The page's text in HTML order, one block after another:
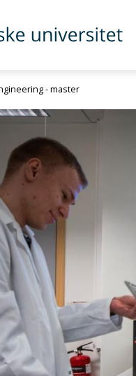
- master